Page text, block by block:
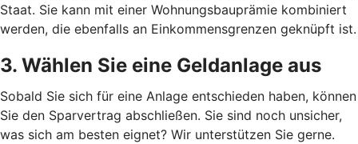
Staat. Sie kann mit einer Wohnungsbauprämie kombiniert
werden, die ebenfalls an Einkommensgrenzen geknüpft ist.
3. Wählen Sie eine Geldanlage aus
Sobald Sie sich für eine Anlage entschieden haben, können
Sie den Sparvertrag abschließen. Sie sind noch unsicher,
was sich am besten eignet? Wir unterstützen Sie gerne.